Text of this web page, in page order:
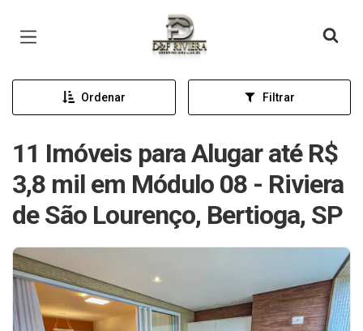
Página inicial
Ordenar Filtrar
11 Imóveis para Alugar até R$
3,8 mil em Módulo 08 - Riviera
de São Lourenço, Bertioga, SP